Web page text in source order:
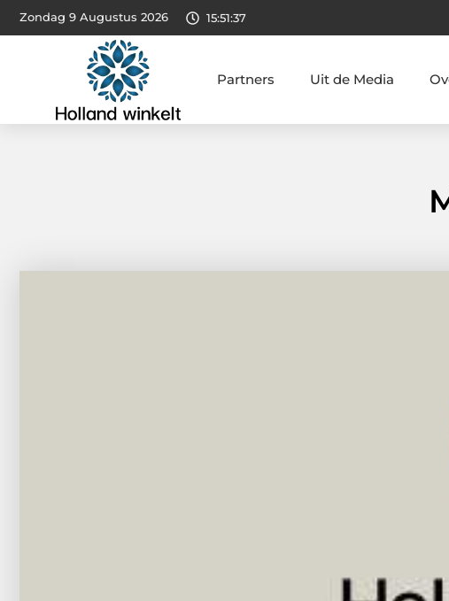
Zondag 9 Augustus 2026 15:51:38
Partners Uit de Media